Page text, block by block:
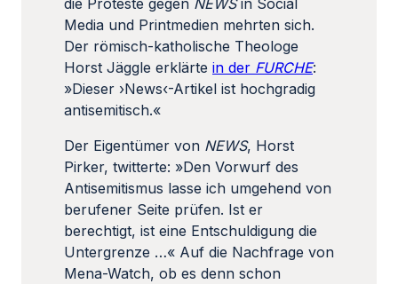
die Proteste gegen NEWSin Social
Media und Printmedien mehrten sich.
Der römisch-katholische Theologe
Horst Jäggle erklärte in der FURCHE:
»Dieser ›News‹-Artikel ist hochgradig
antisemitisch.«
Der Eigentümer von NEWS, Horst
Pirker, twitterte: »Den Vorwurf des
Antisemitismus lasse ich umgehend von
berufener Seite prüfen. Ist er
berechtigt, ist eine Entschuldigung die
Untergrenze …« Auf die Nachfrage von
Mena-Watch, ob es denn schon